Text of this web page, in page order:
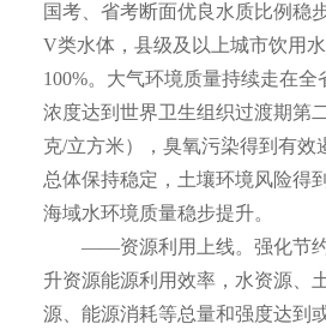
国考、省考断面优良水质比例稳
V类水体，县级及以上城市饮用
100%。大气环境质量持续走在全
浓度达到世界卫生组织过渡期第
克/立方米），臭氧污染得到有效
总体保持稳定，土壤环境风险得
海域水环境质量稳步提升。
——资源利用上线。强化节约
升资源能源利用效率，水资源、
源、能源消耗等总量和强度达到